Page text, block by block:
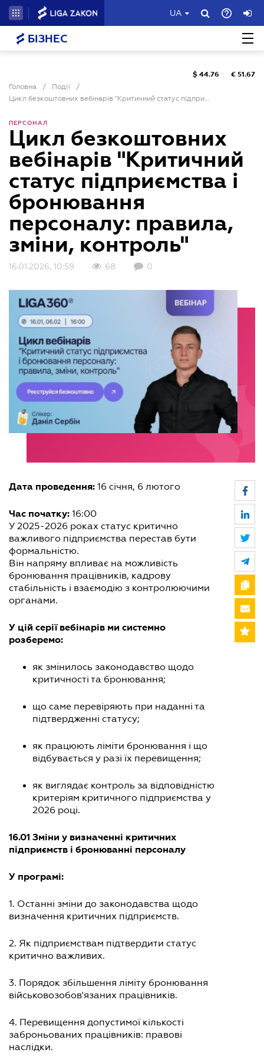
UA
БІЗНЕС
Головна / Події
/
Цикл безкоштовних вебінарів "Критичний статус підприємства і бронювання персоналу: правила, зміни, контроль"
$ 44.76 € 51.67
ПЕРСОНАЛ
Цикл безкоштовних
вебінарів "Критичний
статус підприємства і
бронювання
персоналу: правила,
зміни, контроль"
16.01.2026, 10:59 68 0
Дата проведення: 16 січня, 6 лютого
Час початку: 16:00
У 2025-2026 роках статус критично
важливого підприємства перестав бути
формальністю.
Він напряму впливає на можливість
бронювання працівників, кадрову
стабільність і взаємодію з контролюючими
органами.
У цій серії вебінарів ми системно
розберемо:
як змінилось законодавство щодо
критичності та бронювання;
що саме перевіряють при наданні та
підтвердженні статусу;
як працюють ліміти бронювання і що
відбувається у разі їх перевищення;
як виглядає контроль за відповідністю
критеріям критичного підприємства у
2026 році.
16.01 Зміни у визначенні критичних
підприємств і бронюванні персоналу
У програмі:
1. Останні зміни до законодавства щодо
визначення критичних підприємств.
2. Як підприємствам підтвердити статус
критично важливих.
3. Порядок збільшення ліміту бронювання
військовозобов'язаних працівників.
4. Перевищення допустимої кількості
заброньованих працівників: правові
наслідки.